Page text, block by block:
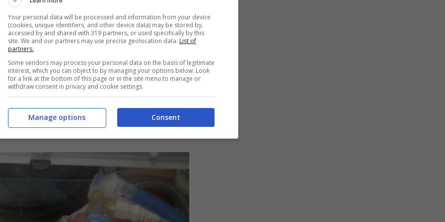
intensive di tutto il mondo vengono attuate
delle infezioni. Si tratta di un campo in
continuo di tutto il personale,
continua e l’uso di tecniche
per evitare le
Your personal data will be processed and information from your device
(cookies, unique identifiers, and other device data) may be stored by,
accessed by and shared with 319 partners, or used specifically by this
site. We and our partners may use precise geolocation data. List of
partners.
Some vendors may process your personal data on the basis of legitimate
interest, which you can object to by managing your options below. Look
for a link at the bottom of this page or in the site menu to manage or
withdraw consent in privacy and cookie settings.
Consent
Manage options